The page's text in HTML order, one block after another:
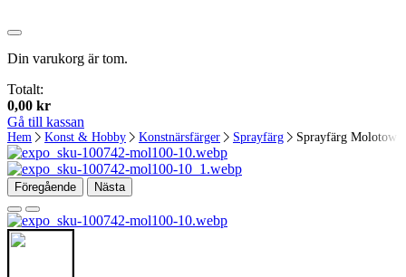
Din varukorg är tom.
Totalt:
0,00 kr
Gå till kassan
Hem Konst & Hobby Konstnärsfärger Sprayfärg Sprayfärg Molotow
Föregående Nästa